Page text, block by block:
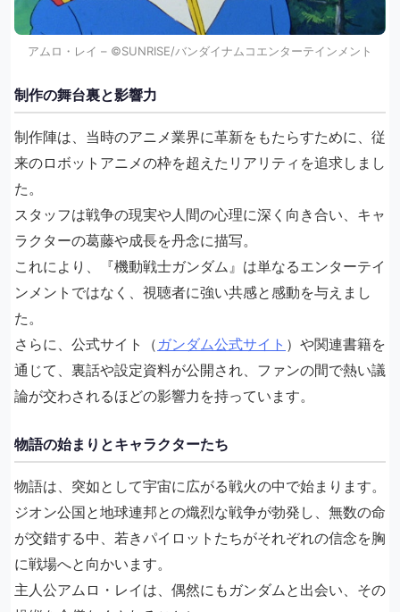
アムロ・レイ – ©SUNRISE/バンダイナムコエンターテインメント
制作の舞台裏と影響力
制作陣は、当時のアニメ業界に革新をもたらすために、従
来のロボットアニメの枠を超えたリアリティを追求しまし
た。
スタッフは戦争の現実や人間の心理に深く向き合い、キャ
ラクターの葛藤や成長を丹念に描写。
これにより、『機動戦士ガンダム』は単なるエンターテイ
ンメントではなく、視聴者に強い共感と感動を与えまし
た。
さらに、公式サイト（ ガンダム公式サイト ）や関連書籍を
通じて、裏話や設定資料が公開され、ファンの間で熱い議
論が交わされるほどの影響力を持っています。
物語の始まりとキャラクターたち
物語は、突如として宇宙に広がる戦火の中で始まります。
ジオン公国と地球連邦との熾烈な戦争が勃発し、無数の命
が交錯する中、若きパイロットたちがそれぞれの信念を胸
に戦場へと向かいます。
主人公アムロ・レイは、偶然にもガンダムと出会い、その